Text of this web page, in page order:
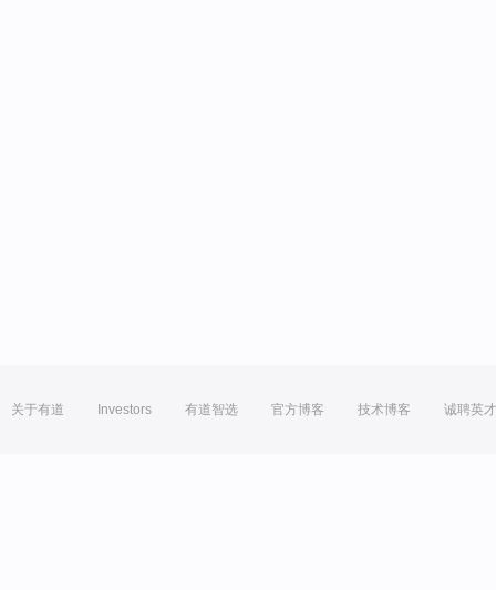
关于有道 Investors 有道智选 官方博客 技术博客 诚聘英才